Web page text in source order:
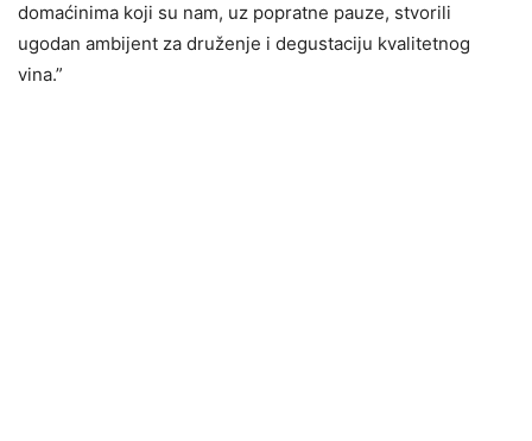
domaćinima koji su nam, uz popratne pauze, stvorili
ugodan ambijent za druženje i degustaciju kvalitetnog
vina.”